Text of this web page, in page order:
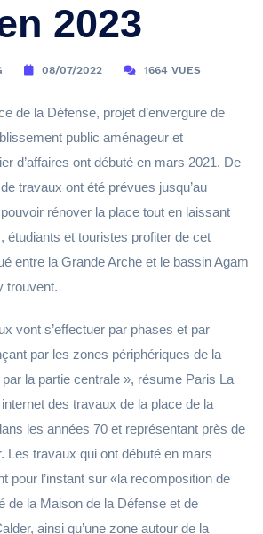
2023
08/07/2022 1664 VUES
de la Défense, projet d’envergure de
public aménageur et
d’affaires ont débuté en mars 2021. De
travaux ont été prévues jusqu’au
rénover la place tout en laissant
étudiants et touristes profiter de cet
entre la Grande Arche et le bassin Agam
trouvent.
vont s’effectuer par phases et par
par les zones périphériques de la
par la partie centrale », résume Paris La
des travaux de la place de la
les années 70 et représentant près de
Les travaux qui ont débuté en mars
pour l’instant sur «la recomposition de
de la Maison de la Défense et de
ainsi qu’une zone autour de la